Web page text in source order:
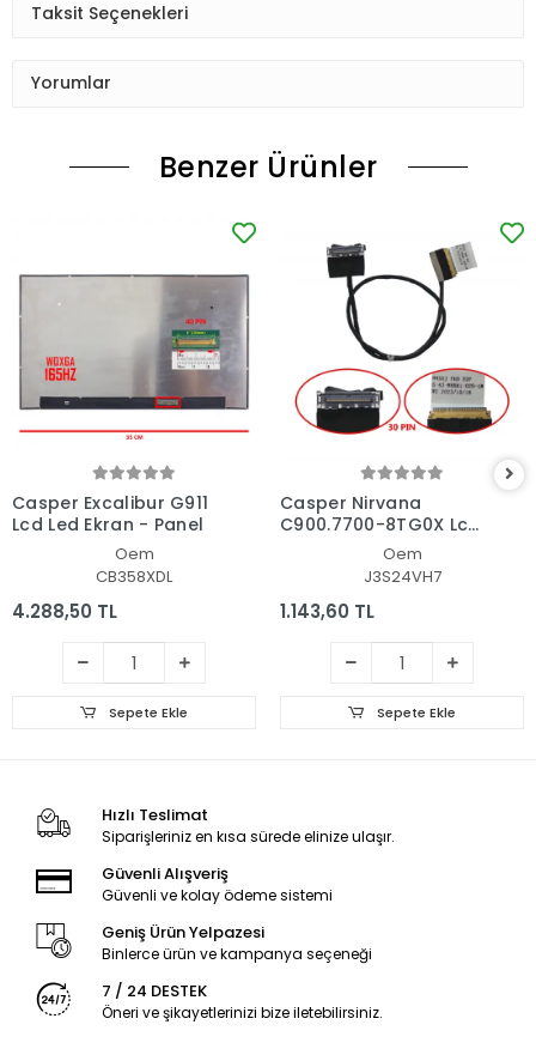
Taksit Seçenekleri
Yorumlar
Benzer Ürünler
Casper Excalibur G911
Lcd Led Ekran - Panel
Oem
CB358XDL
4.288,50 TL
Sepete Ekle
Casper Nirvana
C900.7700-8TG0X Lcd
- Ekran Data Flex
Oem
J3S24VH7
1.143,60 TL
Sepete Ekle
Hızlı Teslimat
Siparişleriniz en kısa sürede elinize ulaşır.
Güvenli Alışveriş
Güvenli ve kolay ödeme sistemi
Geniş Ürün Yelpazesi
Binlerce ürün ve kampanya seçeneği
7 / 24 DESTEK
Öneri ve şikayetlerinizi bize iletebilirsiniz.